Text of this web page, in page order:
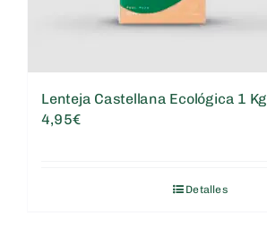
Lenteja Castellana Ecológica 1 Kg
4,95€
Detalles